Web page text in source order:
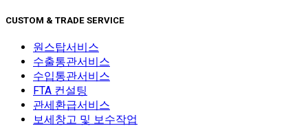
CUSTOM & TRADE SERVICE
원스탑서비스
수출통관서비스
수입통관서비스
FTA 컨설팅
관세환급서비스
보세창고 및 보수작업